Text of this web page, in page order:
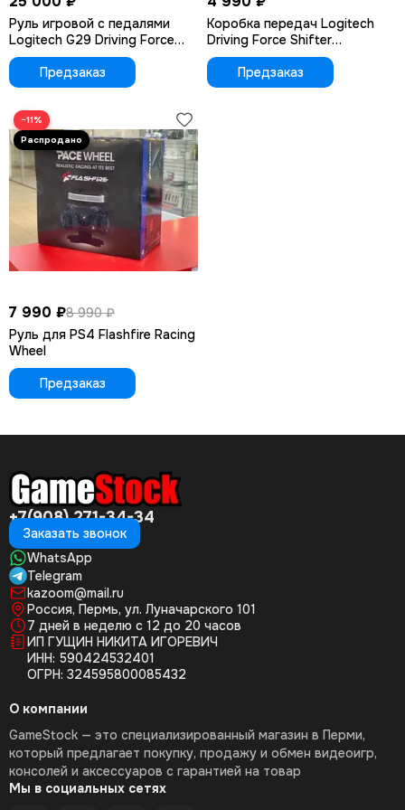
Руль игровой с педалями
Logitech G29 Driving Force
(PS3,PS4,PS5,ПК)
Предзаказ
Коробка передач Logitech
Driving Force Shifter
(PS4,PS5,ПК)
Предзаказ
−11%
7 990 ₽8 990 ₽
Руль для PS4 Flashfire Racing
Wheel
Предзаказ
+7(908) 271-34-34
Заказать звонок
WhatsApp
Telegram
kazoom@mail.ru
Россия, Пермь, ул. Луначарского 101
7 дней в неделю с 12 до 20 часов
ИП ГУЩИН НИКИТА ИГОРЕВИЧ
ИНН: 590424532401
ОГРН: 324595800085432
О компании
GameStock — это специализированный магазин в Перми,
который предлагает покупку, продажу и обмен видеоигр,
консолей и аксессуаров с гарантией на товар
Мы в социальных сетях